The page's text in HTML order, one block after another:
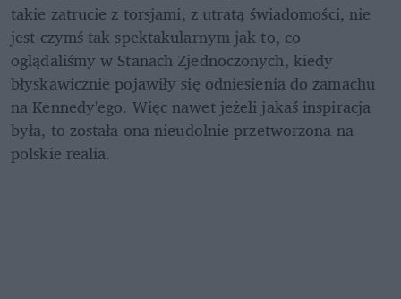
takie zatrucie z torsjami, z utratą świadomości, nie
jest czymś tak spektakularnym jak to, co
oglądaliśmy w Stanach Zjednoczonych, kiedy
błyskawicznie pojawiły się odniesienia do zamachu
na Kennedy'ego. Więc nawet jeżeli jakaś inspiracja
była, to została ona nieudolnie przetworzona na
polskie realia.